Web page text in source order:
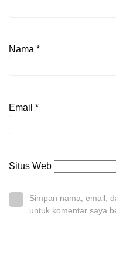
Nama *
Email *
Situs Web
Simpan nama, email,
untuk komentar saya